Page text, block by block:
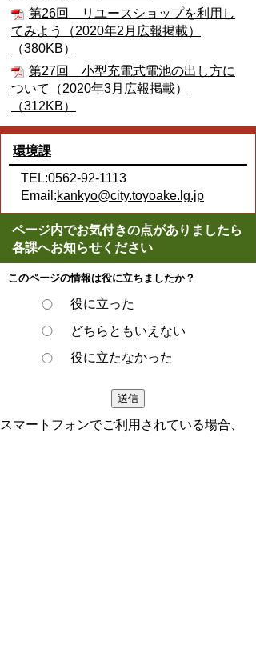
第26回 リユースショップを利用し
てみよう（2020年2月広報掲載）
（380KB）
第27回 小型充電式電池の出し方に
ついて（2020年3月広報掲載）
（312KB）
環境課
TEL:0562-92-1113
Email:kankyo@city.toyoake.lg.jp
ページ内でお気付きの点がありましたら
各課へお知らせください
このページの情報は役に立ちましたか？
役に立った
どちらともいえない
役に立たなかった
スマートフォンでご利用されている場合、